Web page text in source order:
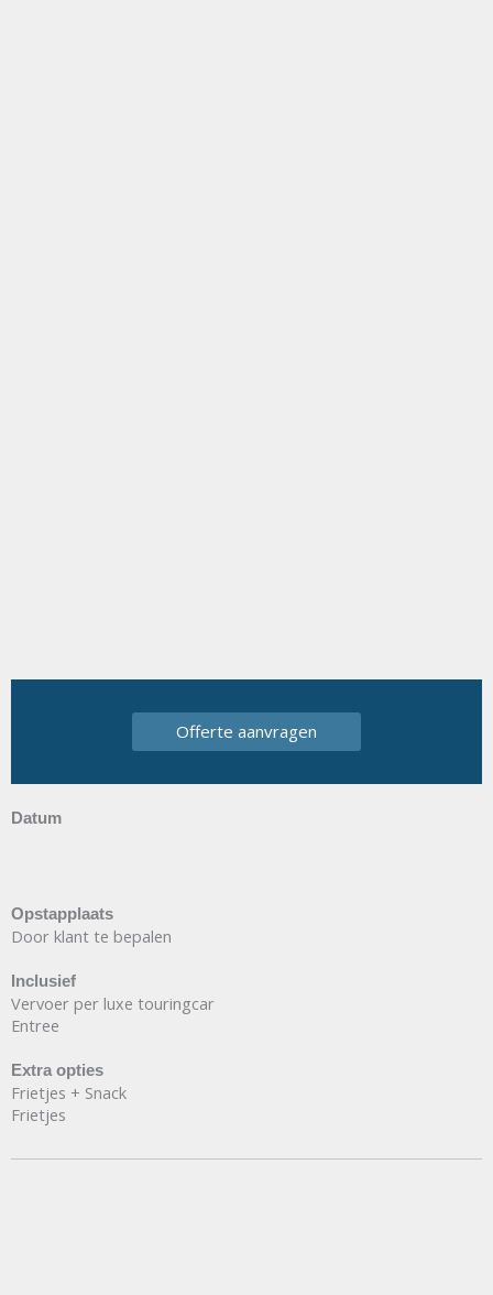
Offerte aanvragen
Datum
Opstapplaats
Door klant te bepalen
Inclusief
Vervoer per luxe touringcar
Entree
Extra opties
Frietjes + Snack
Frietjes